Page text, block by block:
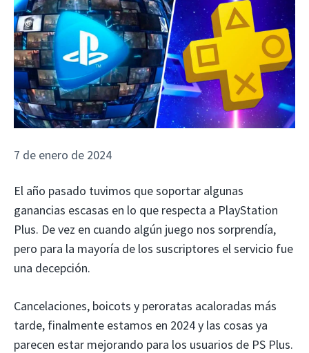
7 de enero de 2024
El año pasado tuvimos que soportar algunas
ganancias escasas en lo que respecta a PlayStation
Plus. De vez en cuando algún juego nos sorprendía,
pero para la mayoría de los suscriptores el servicio fue
una decepción.
Cancelaciones, boicots y peroratas acaloradas más
tarde, finalmente estamos en 2024 y las cosas ya
parecen estar mejorando para los usuarios de PS Plus.